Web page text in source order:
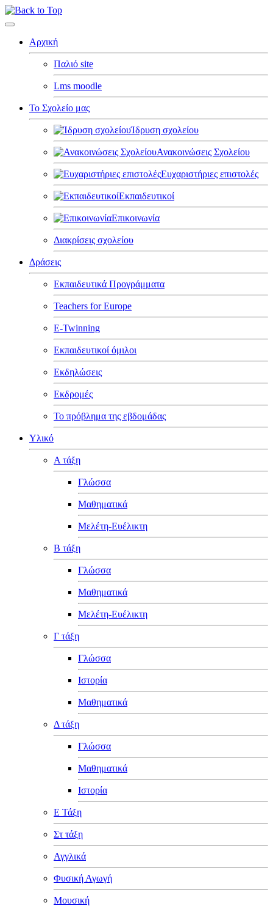
Αρχική
Παλιό site
Lms moodle
Το Σχολείο μας
Ίδρυση σχολείου
Ανακοινώσεις Σχολείου
Ευχαριστήριες επιστολές
Εκπαιδευτικοί
Επικοινωνία
Διακρίσεις σχολείου
Δράσεις
Εκπαιδευτικά Προγράμματα
Teachers for Europe
E-Twinning
Εκπαιδευτικοί όμιλοι
Εκδηλώσεις
Εκδρομές
Το πρόβλημα της εβδομάδας
Υλικό
Α τάξη
Γλώσσα
Μαθηματικά
Μελέτη-Ευέλικτη
Β τάξη
Γλώσσα
Μαθηματικά
Μελέτη-Ευέλικτη
Γ τάξη
Γλώσσα
Ιστορία
Μαθηματικά
Δ τάξη
Γλώσσα
Μαθηματικά
Ιστορία
Ε Τάξη
Στ τάξη
Αγγλικά
Φυσική Αγωγή
Μουσική